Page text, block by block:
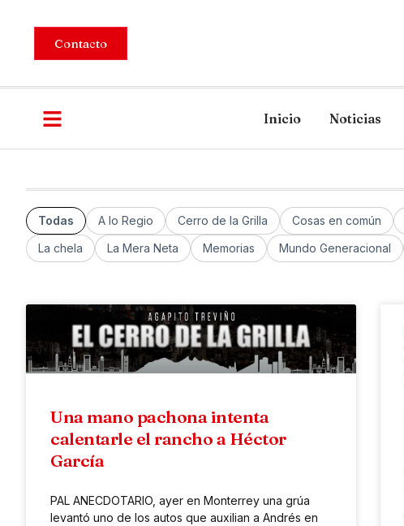
Contacto
Inicio Noticias
Todas A lo Regio Cerro de la Grilla Cosas en común
La chela
La Mera Neta Memorias Mundo Generacional
Una mano pachona intenta
calentarle el rancho a Héctor
García
PAL ANECDOTARIO, ayer en Monterrey una grúa
levantó uno de los autos que auxilian a Andrés en